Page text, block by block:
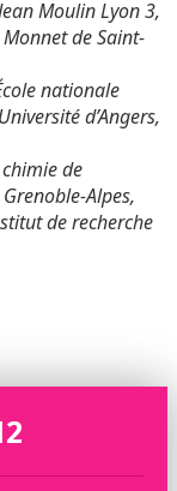
Moulin Lyon 3,
de Saint-
nationale
d’Angers,
de
Alpes,
de recherche